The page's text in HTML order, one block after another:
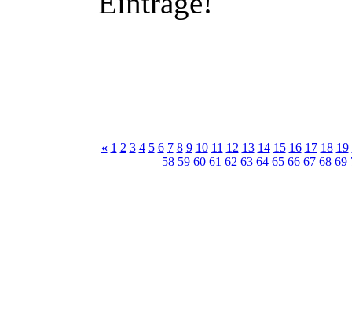
« 1 2 3 4 5 6 7 8 9 10 11 12 13 14 15 16 17 18 19
58 59 60 61 62 63 64 65 66 67 68 69